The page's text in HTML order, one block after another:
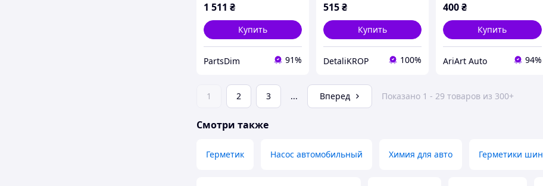
резьбовых соедине
1 511 ₴
Купить
PartsDim 91%
515₴
Купить
DetaliKROP 100%
400₴
Купить
AriArt Auto 94%
1 2 3 ... Вперед Показано 1 - 29 товаров из 300+
Смотри также
Герметик Насос автомобильный Химия для авто Герметики шин